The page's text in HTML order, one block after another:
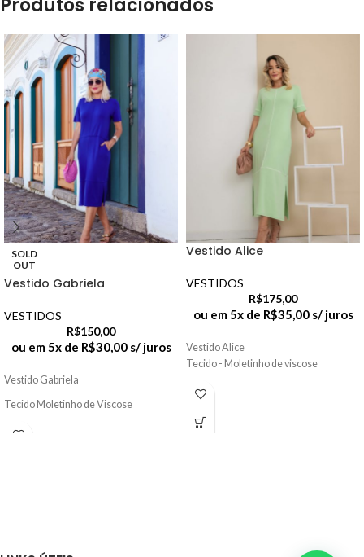
Produtos relacionados
SOLD
OUT
Vestido Gabriela
VESTIDOS
R$150,00
ou em 5x de R$30,00 s/ juros
Vestido Gabriela
Tecido Moletinho de Viscose
Vestido Alice
VESTIDOS
R$175,00
ou em 5x de R$35,00 s/ juros
Vestido Alice
Tecido - Moletinho de viscose